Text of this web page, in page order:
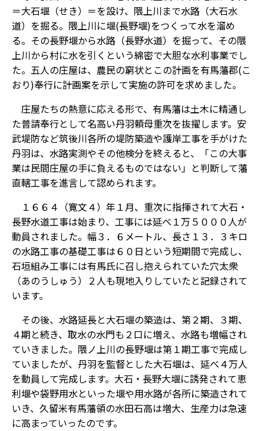
＝大石堰（せき）＝を設け、隈上川まで水路（大石水
道）を掘る。隈上川に堰(長野堰)をつくって水を溜め
る。その長野堰から水路（長野水道）を掘って、その隈
上川から村に水を引くという綿密で大胆な水利事業でし
た。五人の庄屋は、農民の窮状とこの計画を有馬藩郡(こ
おり)奉行に計画案を示して実施の許可を求めました。
庄屋たちの熱意に応える形で、有馬藩は土木に精通し
た普請奉行として名高い丹羽頼母重次を抜擢します。安
武堤防など筑後川各所の堤防築造や護岸工事を手がけた
丹羽は、水路実測やその他検分を終えると、「この大事
業は民間庄屋の手に負えるものではない」と判断して藩
直轄工事を進言して認められます。
１６６４（寛文４）年１月、重次に指揮されて大石・
長野水道工事は始まり、工事には延べ１万５０００人が
動員されました。幅３．６メートル、長さ１３．３キロ
の水路工事の基礎工事は６０日という短期間で完成し、
石垣組み工事には有馬氏に召し抱えられていた穴太衆
（あのうしゅう）２人も現地入りしていたと記録されて
います。
その後、水路延長と大石堰の築造は、第２期、３期、
４期と続き、取水の水門も２口に増え、水路も増幅され
ていきました。隈ノ上川の長野堰は第１期工事で完成し
ていましたが、丹羽を監督とした大石堰は、延べ４万人
を動員して完成します。大石・長野大堰に誘発されて恵
利堰や袋野用水といった堰や用水路が各所に築造されて
いき、久留米有馬藩領の水田石高は増大、生産力は急速
に高まっていったのです。